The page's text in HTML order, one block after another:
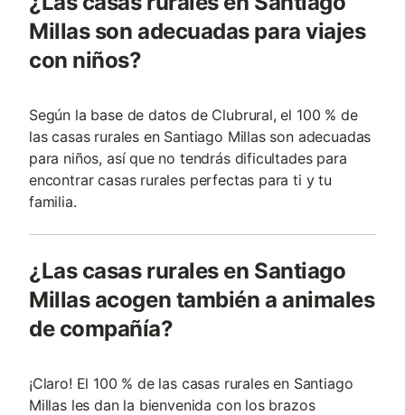
Millas son adecuadas para viajes
con niños?
Según la base de datos de Clubrural, el 100 % de
las casas rurales en Santiago Millas son adecuadas
para niños, así que no tendrás dificultades para
encontrar casas rurales perfectas para ti y tu
familia.
¿Las casas rurales en Santiago
Millas acogen también a animales
de compañía?
¡Claro! El 100 % de las casas rurales en Santiago
Millas les dan la bienvenida con los brazos